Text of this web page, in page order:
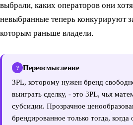
выбрали, каких операторов они
невыбранные теперь конкурируют
которым раньше владели.
? Переосмысление
3PL, которому нужен бренд
выиграть сделку, - это 3PL, чья
субсидии. Прозрачное
брендированное только тогда,